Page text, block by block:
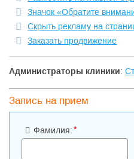
Значок «Обратите
Скрыть рекламу на
Заказать продвижение
Администраторы клиники:
Запись на прием
Фамилия:*